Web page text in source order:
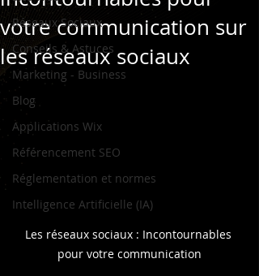
Réseaux Sociaux
Conseils & Astuces
Marketing - Business
Blog
Applications Wix
Référencement SEO
Réglementation et normes
Intelligence Artificielle (IA)
votre communication sur
les réseaux sociaux
Les réseaux sociaux : Incontournables
pour votre communication